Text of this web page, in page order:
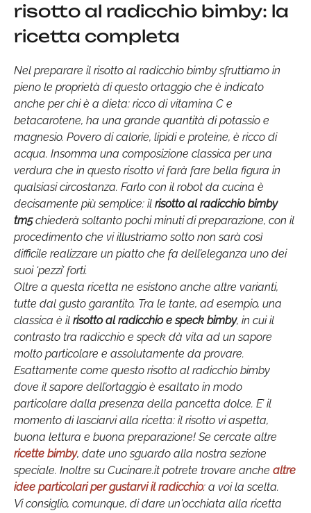
risotto al radicchio bimby: la
ricetta completa
Nel preparare il risotto al radicchio bimby sfruttiamo in
pieno le proprietà di questo ortaggio che è indicato
anche per chi è a dieta: ricco di vitamina C e
betacarotene, ha una grande quantità di potassio e
magnesio. Povero di calorie, lipidi e proteine, è ricco di
acqua. Insomma una composizione classica per una
verdura che in questo risotto vi farà fare bella figura in
qualsiasi circostanza. Farlo con il robot da cucina è
decisamente più semplice: il risotto al radicchio bimby
tm5chiederà soltanto pochi minuti di preparazione, con il
procedimento che vi illustriamo sotto non sarà così
difficile realizzare un piatto che fa dell’eleganza uno dei
suoi ‘pezzi’ forti.
Oltre a questa ricetta ne esistono anche altre varianti,
tutte dal gusto garantito. Tra le tante, ad esempio, una
classica è il risotto al radicchio e speck bimby, in cui il
contrasto tra radicchio e speck dà vita ad un sapore
molto particolare e assolutamente da provare.
Esattamente come questo risotto al radicchio bimby
dove il sapore dell’ortaggio è esaltato in modo
particolare dalla presenza della pancetta dolce. E’ il
momento di lasciarvi alla ricetta: il risotto vi aspetta,
buona lettura e buona preparazione! Se cercate altre
ricette bimby, date uno sguardo alla nostra sezione
speciale. Inoltre su Cucinare.it potrete trovare anche altre
idee particolari per gustarvi il radicchio: a voi la scelta.
Vi consiglio, comunque, di dare un'occhiata alla ricetta